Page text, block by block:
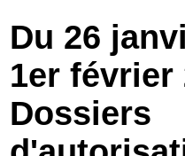
Economie
Services
Contacts
Du 26
1er février
Dossiers